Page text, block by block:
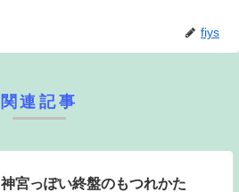
fiys
関連記事
神宮っぽい終盤のもつれかた